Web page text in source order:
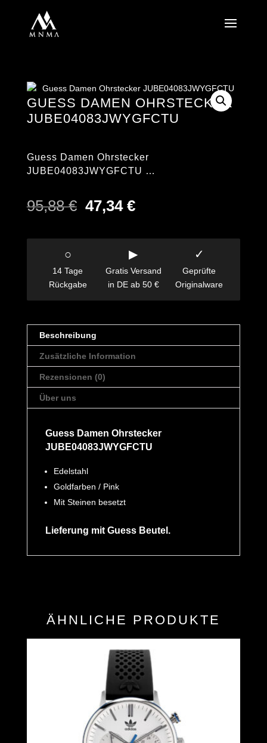
GUESS DAMEN OHRSTECKER
JUBE04083JWYGFCTU
Guess Damen Ohrstecker
JUBE04083JWYGFCTU …
95,88€ Ursprünglicher
Preis
95,88 €
47,34 €Aktueller
○
14 Tage
Rückgabe
▶
Gratis Versand
in DE ab 50 €
✓
Geprüfte
Originalware
Beschreibung
Zusätzliche Information
Rezensionen (0)
Über uns
Guess Damen Ohrstecker
JUBE04083JWYGFCTU
Edelstahl
Goldfarben / Pink
Mit Steinen besetzt
Lieferung mit Guess Beutel.
ÄHNLICHE PRODUKTE